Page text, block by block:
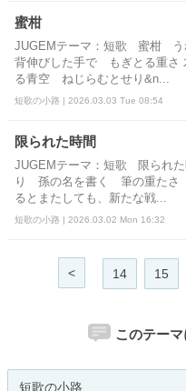
蜜柑
JUGEMテーマ：短歌 蜜柑
背伸びした手で もぎとる重
る青空 ねじらむとせり&n...
短歌の小路 | 2026.03.03 Tue 08:54
限られた時間
JUGEMテーマ：短歌 限られ
り 孫の名を書く 筆の重たさ
るとまたしても、新たな戦...
短歌の小路 | 2026.03.02 Mon 16:32
< 14 15
このテー
短歌の小路